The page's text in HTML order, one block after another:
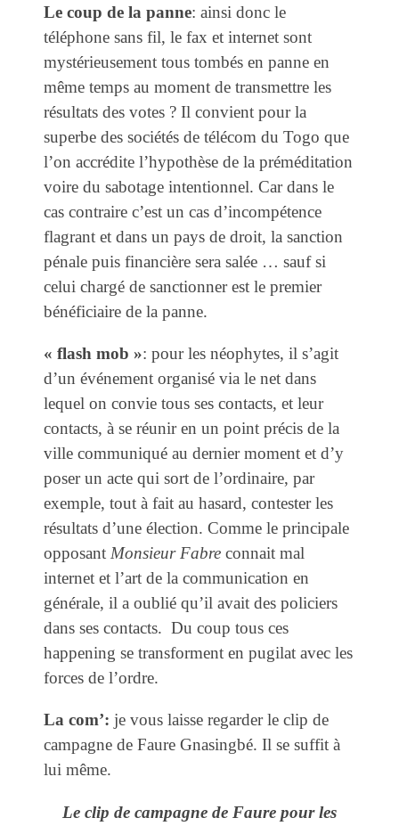
Le coup de la panne: ainsi donc le
téléphone sans fil, le fax et internet sont
mystérieusement tous tombés en panne en
même temps au moment de transmettre les
résultats des votes ? Il convient pour la
superbe des sociétés de télécom du Togo que
l’on accrédite l’hypothèse de la préméditation
voire du sabotage intentionnel. Car dans le
cas contraire c’est un cas d’incompétence
flagrant et dans un pays de droit, la sanction
pénale puis financière sera salée … sauf si
celui chargé de sanctionner est le premier
bénéficiaire de la panne.
« flash mob »: pour les néophytes, il s’agit
d’un événement organisé via le net dans
lequel on convie tous ses contacts, et leur
contacts, à se réunir en un point précis de la
ville communiqué au dernier moment et d’y
poser un acte qui sort de l’ordinaire, par
exemple, tout à fait au hasard, contester les
résultats d’une élection. Comme le principale
opposant Monsieur Fabre connait mal
internet et l’art de la communication en
générale, il a oublié qu’il avait des policiers
dans ses contacts. Du coup tous ces
happening se transforment en pugilat avec les
forces de l’ordre.
La com’: je vous laisse regarder le clip de
campagne de Faure Gnasingbé. Il se suffit à
lui même.
Le clip de campagne de Faure pour les